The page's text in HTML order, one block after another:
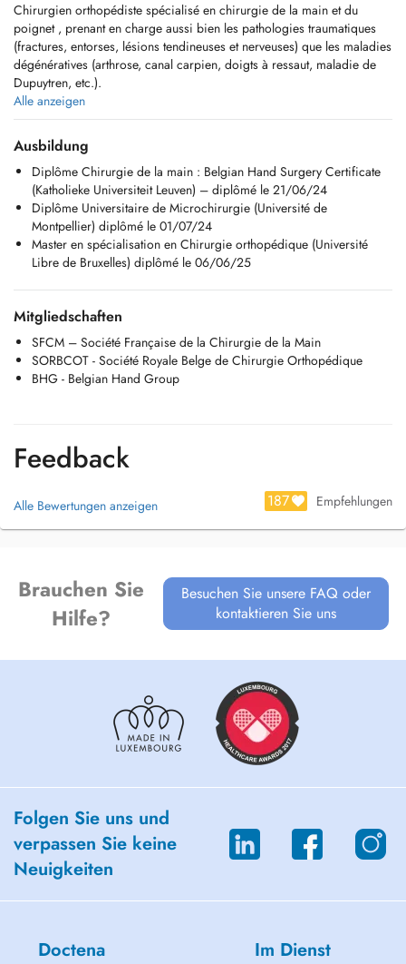
Chirurgien orthopédiste spécialisé en chirurgie de la main et du
poignet , prenant en charge aussi bien les pathologies traumatiques
(fractures, entorses, lésions tendineuses et nerveuses) que les maladies
dégénératives (arthrose, canal carpien, doigts à ressaut, maladie de
Dupuytren, etc.).
_______________________
Orthopaedic surgeon specialized in hand and wrist, treating both
traumatic conditions (fractures, sprains, tendon and nerve injuries) and
degenerative disorders (arthritis, carpal tunnel syndrome, trigger
finger, Dupuytrens disease, etc.). I am fluent in English.
_______________________
Facharzt für Orthopädie mit Spezialisierung auf Hand, Handgelenk ,
mit Betreuung sowohl von Unfallverletzungen (Frakturen,
Verstauchungen, Sehnen und Nervenverletzungen) als auch von
degenerativen Erkrankungen (Arthrose, Karpaltunnelsyndrom,
wenn ich noch nicht ganz fließend bin, komme aber im Praxisalltag
gut zurecht.
Alle anzeigen
Ausbildung
Diplôme Chirurgie de la main : Belgian Hand Surgery Certificate
(Katholieke Universiteit Leuven) – diplômé le 21/06/24
Diplôme Universitaire de Microchirurgie (Université de
Montpellier) diplômé le 01/07/24
Master en spécialisation en Chirurgie orthopédique (Université
Libre de Bruxelles) diplômé le 06/06/25
Mitgliedschaften
SFCM – Société Française de la Chirurgie de la Main
SORBCOT - Société Royale Belge de Chirurgie Orthopédique
BHG - Belgian Hand Group
Feedback
Alle Bewertungen anzeigen 187 Empfehlungen
Brauchen Sie
Hilfe?
Besuchen Sie unsere FAQ oder
kontaktieren Sie uns
Folgen Sie uns und
verpassen Sie keine
Neuigkeiten
Doctena Im Dienst